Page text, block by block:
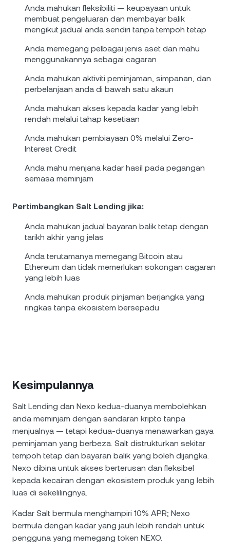
Anda mahukan fleksibiliti — keupayaan untuk
membuat pengeluaran dan membayar balik
mengikut jadual anda sendiri tanpa tempoh tetap
Anda memegang pelbagai jenis aset dan mahu
menggunakannya sebagai cagaran
Anda mahukan aktiviti peminjaman, simpanan, dan
perbelanjaan anda di bawah satu akaun
Anda mahukan akses kepada kadar yang lebih
rendah melalui tahap kesetiaan
Anda mahukan pembiayaan 0% melalui Zero-
Interest Credit
Anda mahu menjana kadar hasil pada pegangan
semasa meminjam
Pertimbangkan Salt Lending jika:
Anda mahukan jadual bayaran balik tetap dengan
tarikh akhir yang jelas
Anda terutamanya memegang Bitcoin atau
Ethereum dan tidak memerlukan sokongan cagaran
yang lebih luas
Anda mahukan produk pinjaman berjangka yang
ringkas tanpa ekosistem bersepadu
Kesimpulannya
Salt Lending dan Nexo kedua-duanya membolehkan
anda meminjam dengan sandaran kripto tanpa
menjualnya — tetapi kedua-duanya menawarkan gaya
peminjaman yang berbeza. Salt distrukturkan sekitar
tempoh tetap dan bayaran balik yang boleh dijangka.
Nexo dibina untuk akses berterusan dan fleksibel
kepada kecairan dengan ekosistem produk yang lebih
luas di sekelilingnya.
Kadar Salt bermula menghampiri 10% APR; Nexo
bermula dengan kadar yang jauh lebih rendah untuk
pengguna yang memegang token NEXO.